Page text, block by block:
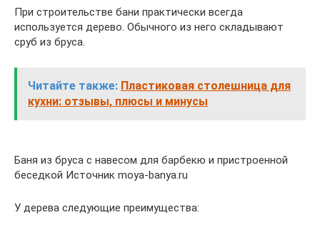
При строительстве бани практически всегда
используется дерево. Обычного из него складывают
сруб из бруса.
Читайте также: Пластиковая столешница для
кухни: отзывы, плюсы и минусы
Баня из бруса с навесом для барбекю и пристроенной
беседкой Источник moya-banya.ru
У дерева следующие преимущества: